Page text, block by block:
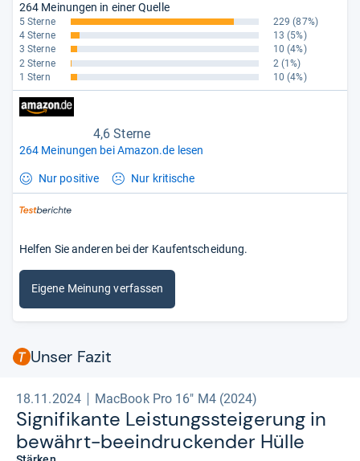
264 Meinungen in einer Quelle
5 Sterne 229 (87%)
4 Sterne
13 (5%)
3 Sterne
10 (4%)
2 Sterne
2 (1%)
1 Stern
10 (4%)
4,6 Sterne
264 Meinungen bei Amazon.de lesen
Nur positive Nur kritische
Helfen Sie anderen bei der Kaufentscheidung.
Eigene Meinung verfassen
Unser Fazit
18.11.2024 MacBook Pro 16" M4 (2024)
Signi­fi­kante Leis­tungs­stei­ge­rung in
bewährt-​beein­dru­cken­der Hülle